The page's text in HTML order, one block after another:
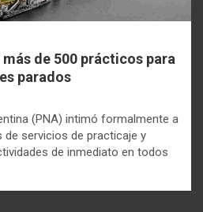
de 500 prácticos para
parados
(PNA) intimó formalmente a
de servicios de practicaje y
de inmediato en todos